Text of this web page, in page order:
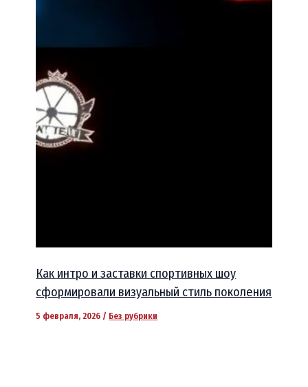
Как интро и заставки спортивных шоу
сформировали визуальный стиль поколения
5 февраля, 2026 / Без рубрики